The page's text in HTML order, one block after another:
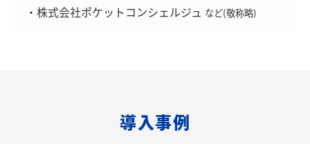
・株式会社ポケットコンシェルジュ など(敬称略)
導入事例